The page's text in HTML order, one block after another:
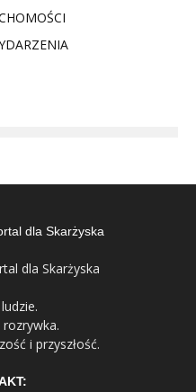
dla Skarżyska
i przyszłość.